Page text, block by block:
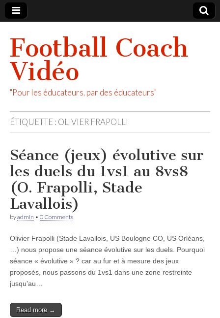
Football Coach
Vidéo
"Pour les éducateurs, par des éducateurs"
ÉTIQUETTE : OLIVIER FRAPOLLI
Séance (jeux) évolutive sur
les duels du 1vs1 au 8vs8
(O. Frapolli, Stade
Lavallois)
byadmin • 0 Comments
Olivier Frapolli (Stade Lavallois, US Boulogne CO, US Orléans,
…) nous propose une séance évolutive sur les duels. Pourquoi
séance « évolutive » ? car au fur et à mesure des jeux
proposés, nous passons du 1vs1 dans une zone restreinte
jusqu’au…
Read more →